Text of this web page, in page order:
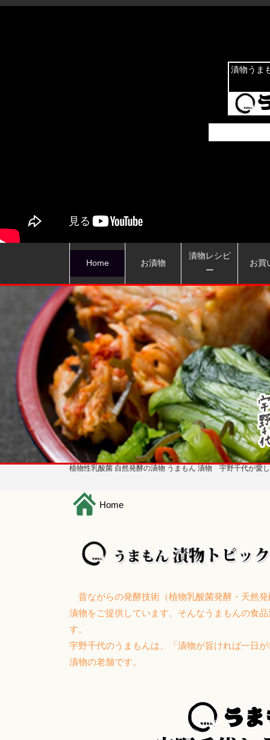
漬物うま
Home お漬物
漬物レシピ
ー
お買
植物性乳酸菌 自然発酵の漬物 うまもん 漬物 宇野千代が愛
Home
昔ながらの発酵技術（植物乳酸菌発酵・天然
漬物をご提供しています。そんなうまもんの食
す。
宇野千代のうまもんは、「漬物が旨ければ一日
漬物の老舗です。